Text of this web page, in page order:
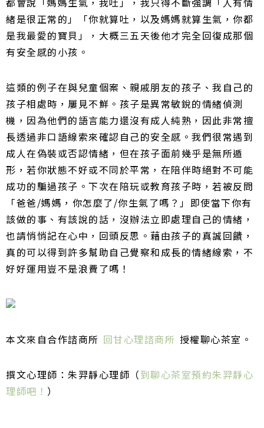
緒是很正常的」「你就算吐，以及媽媽就算生氣，你都
是我最愛的寶貝」，大概三五天後他才完全回復成那個
有安全感的小孩。
這類的例子在與兒童個案、親戚朋友的孩子、我自己的
孩子相處時，屢見不鮮。孩子是異常敏銳的情緒偵測
機，因為他們的語言能力還沒有成人純熟，因此非常擅
長透過非口語線索來確認自己的安全感。我們很常遇到
成人在偽裝或否認情緒，但在孩子面前幾乎是無所遁
形，若你狀態不好或不同於平常，在陪伴時絕對不可能
成功的騙過孩子。下次在陪玩或教育孩子時，若被反問
「爸爸/媽媽，你怎麼了/你生氣了嗎？」即使當下你有
該做的事、有該說的話，沒辦法立即處理自己的情緒，
也請悄悄記在心中，回頭反思。藉由孩子的真誠回饋，
真的可以得到許多幫助自己覺察和成長的情緒線索，不
好好運用豈不是浪費了嗎！
本文來自合作諮商所 回甘心理諮商所 授權聊心茶室。
撰文心理師：朱羿靜心理師（到聊心茶室預約朱羿靜心
理師吧！ ）